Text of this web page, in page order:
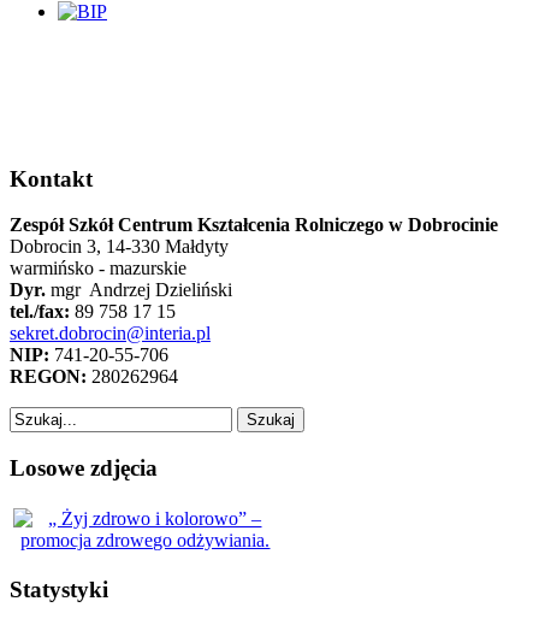
Kontakt
Zespół Szkół Centrum Kształcenia Rolniczego w Dobrocinie
Dobrocin 3, 14-330 Małdyty
warmińsko - mazurskie
Dyr. mgr Andrzej Dzieliński
tel./fax: 89 758 17 15
sekret.dobrocin@interia.pl
NIP: 741-20-55-706
REGON: 280262964
Losowe zdjęcia
Statystyki